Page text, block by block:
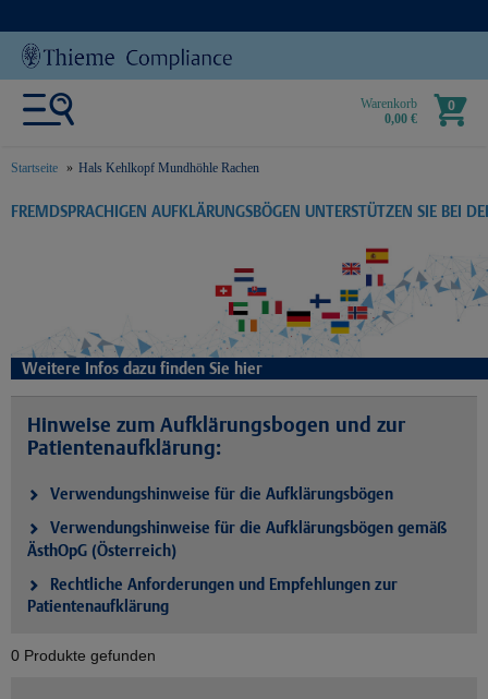
Warenkorb
0,00 €
0
Startseite Hals Kehlkopf Mundhöhle Rachen
text.skipToContent
text.skipToNavigation
FREMDSPRACHIGEN AUFKLÄRUNGSBÖGEN UNTERSTÜTZEN SIE BEI
Weitere Infos dazu finden Sie hier
Hinweise zum Aufklärungsbogen und zur
Patientenaufklärung:
Verwendungshinweise für die Aufklärungsbögen
Verwendungshinweise für die Aufklärungsbögen gemäß
ÄsthOpG (Österreich)
Rechtliche Anforderungen und Empfehlungen zur
Patientenaufklärung
0 Produkte gefunden